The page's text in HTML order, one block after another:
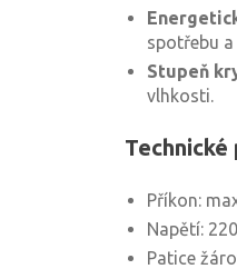
spotřebu
Stupeň
vlhkosti.
Příkon:
Napětí:
Patice